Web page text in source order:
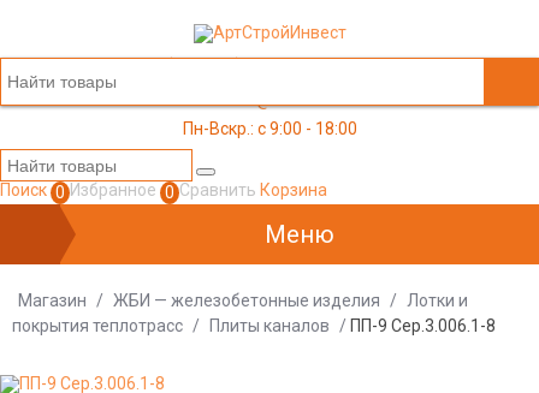
+7 (499) 117-03-05
Пн-Вскр.: c 9:00 - 18:00
Поиск 0 Избранное 0 Сравнить Корзина
Меню
Магазин / ЖБИ — железобетонные изделия / Лотки и
покрытия теплотрасс / Плиты каналов / ПП-9 Сер.3.006.1-8